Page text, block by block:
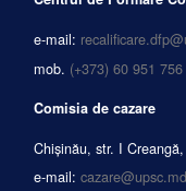
e-mail:
mob. (+373) 60 951 756
Comisia de cazare
Chișinău, str. I
e-mail: cazare@upsc.md